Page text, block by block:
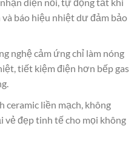
và báo hiệu nhiệt dư đảm bảo
nghệ cảm ứng chỉ làm nóng
tiết kiệm điện hơn bếp gas
ceramic liền mạch, không
vẻ đẹp tinh tế cho mọi không